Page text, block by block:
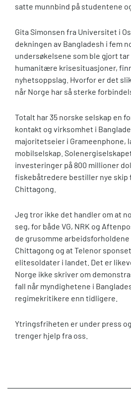
satte munnbind på studentene
Gita Simonsen fra Universitet i
dekningen av Bangladesh i fem
undersøkelsene som ble gjort
humanitære krisesituasjoner,
nyhetsoppslag. Hvorfor er det
når Norge har så sterke
Totalt har 35 norske selskap en
kontakt og virksomhet i
majoritetseier i Grameenphone,
mobilselskap.
investeringer på 800 millioner
fiskebåtredere bestiller nye skip
Chittagong.
Jeg tror ikke det handler om at
seg, for både VG, NRK og
de grusomme
Chittagong og at Telenor
elitesoldater i landet. Det er
Norge ikke skriver om
fall når myndighetene i
regimekritikere enn tidligere.
Ytringsfriheten er under press
trenger hjelp fra oss.